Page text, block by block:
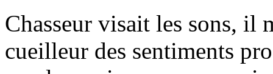
Chasseur visait les sons, il
cueilleur des sentiments